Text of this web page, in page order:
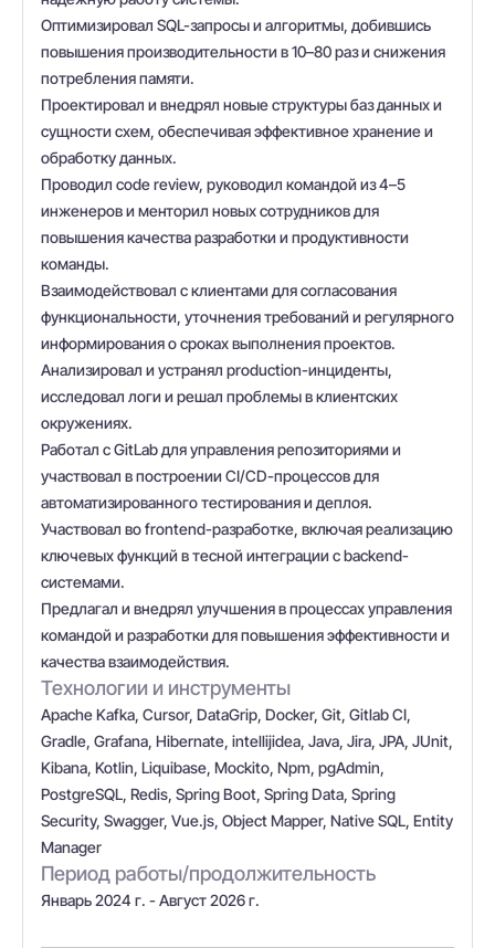
Оптимизировал SQL-запросы и алгоритмы, добившись
повышения производительности в 10–80 раз и снижения
потребления памяти.
Проектировал и внедрял новые структуры баз данных и
сущности схем, обеспечивая эффективное хранение и
обработку данных.
Проводил code review, руководил командой из 4–5
инженеров и менторил новых сотрудников для
повышения качества разработки и продуктивности
команды.
Взаимодействовал с клиентами для согласования
функциональности, уточнения требований и регулярного
информирования о сроках выполнения проектов.
Анализировал и устранял production-инциденты,
исследовал логи и решал проблемы в клиентских
окружениях.
Работал с GitLab для управления репозиториями и
участвовал в построении CI/CD-процессов для
автоматизированного тестирования и деплоя.
Участвовал во frontend-разработке, включая реализацию
ключевых функций в тесной интеграции с backend-
системами.
Предлагал и внедрял улучшения в процессах управления
командой и разработки для повышения эффективности и
качества взаимодействия.
Технологии и инструменты
Apache Kafka, Cursor, DataGrip, Docker, Git, Gitlab CI,
Gradle, Grafana, Hibernate, intellijidea, Java, Jira, JPA, JUnit,
Kibana, Kotlin, Liquibase, Mockito, Npm, pgAdmin,
PostgreSQL, Redis, Spring Boot, Spring Data, Spring
Security, Swagger, Vue.js, Object Mapper, Native SQL, Entity
Manager
Период работы/продолжительность
Январь 2024 г. - Август 2026 г.